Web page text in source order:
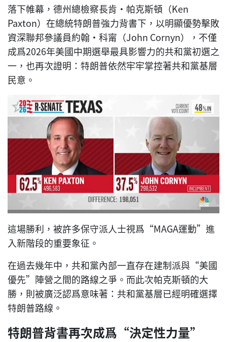
落下帷幕，德州總檢察長肯·帕克斯頓（Ken
Paxton）在總統特朗普強力背書下，以明顯優勢擊敗
資深聯邦參議員約翰·科甯（John Cornyn），不僅
成爲2026年美國中期選舉最具影響力的共和黨初選之
一，也再次證明：特朗普依然牢牢掌控著共和黨基層
民意。
這場勝利，被許多保守派人士視爲“MAGA運動”進
入新階段的重要象征。
在過去幾年中，共和黨內部一直存在建制派與“美國
優先”陣營之間的路線之爭。而此次帕克斯頓的大
勝，則被廣泛認爲意味著：共和黨基層已經明確選擇
特朗普路線。
特朗普背書再次成爲“決定性力量”